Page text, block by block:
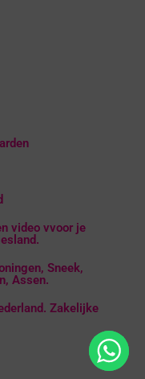
video vvoor je
Sneek,
Assen.
Zakelijke